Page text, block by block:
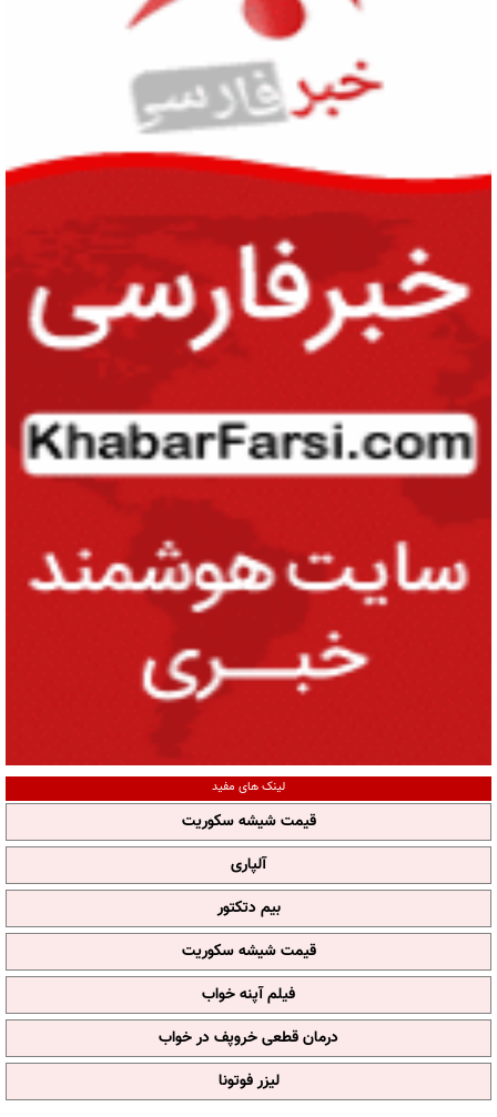
لینک های مفید
قیمت شیشه سکوریت
آلپاری
بیم دتکتور
قیمت شیشه سکوریت
فیلم آپنه خواب
درمان قطعی خروپف در خواب
لیزر فوتونا